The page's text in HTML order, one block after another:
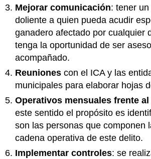
Mejorar comunicación: tener
doliente a quien pueda acudir
ganadero afectado por cualquier
tenga la oportunidad de ser
acompañado.
Reuniones con el ICA y las
municipales para elaborar hojas
Operativos mensuales frente
este sentido el propósito es
son las personas que componen
cadena operativa de este delito.
Implementar controles: se